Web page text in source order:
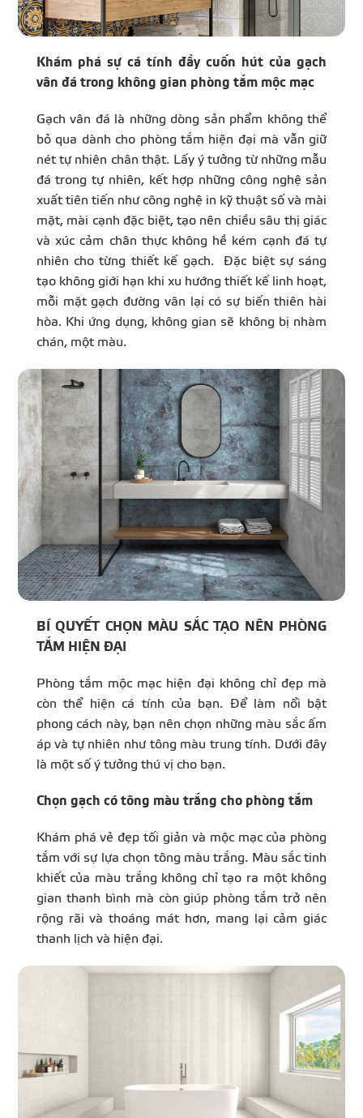
Khám phá sự cá tính đầy cuốn hút của gạch
vân đá trong không gian phòng tắm mộc mạc
Gạch vân đá là những dòng sản phẩm không thể
bỏ qua dành cho phòng tắm hiện đại mà vẫn giữ
nét tự nhiên chân thật. Lấy ý tưởng từ những mẫu
đá trong tự nhiên, kết hợp những công nghệ sản
xuất tiên tiến như công nghệ in kỹ thuật số và mài
mặt, mài cạnh đặc biệt, tạo nên chiều sâu thị giác
và xúc cảm chân thực không hề kém cạnh đá tự
nhiên cho từng thiết kế gạch. Đặc biệt sự sáng
tạo không giới hạn khi xu hướng thiết kế linh hoạt,
mỗi mặt gạch đường vân lại có sự biến thiên hài
hòa. Khi ứng dụng, không gian sẽ không bị nhàm
chán, một màu.
BÍ QUYẾT CHỌN MÀU SẮC TẠO NÊN PHÒNG
TẮM HIỆN ĐẠI
Phòng tắm mộc mạc hiện đại không chỉ đẹp mà
còn thể hiện cá tính của bạn. Để làm nổi bật
phong cách này, bạn nên chọn những màu sắc ấm
áp và tự nhiên như tông màu trung tính. Dưới đây
là một số ý tưởng thú vị cho bạn.
Chọn gạch có tông màu trắng cho phòng tắm
Khám phá vẻ đẹp tối giản và mộc mạc của phòng
tắm với sự lựa chọn tông màu trắng. Màu sắc tinh
khiết của màu trắng không chỉ tạo ra một không
gian thanh bình mà còn giúp phòng tắm trở nên
rộng rãi và thoáng mát hơn, mang lại cảm giác
thanh lịch và hiện đại.